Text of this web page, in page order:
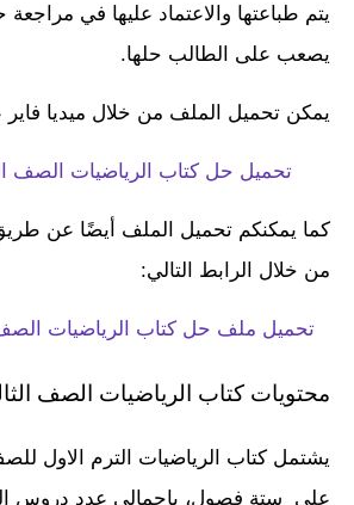
يتم طباعتها والاعتماد عليها في مراجعة
يصعب على الطالب حلها.
يمكن تحميل الملف من خلال ميديا فاير
تحميل حل كتاب الرياضيات الصف
كما يمكنكم تحميل الملف أيضًا عن
من خلال الرابط التالي:
تحميل ملف حل كتاب الرياضيات الصف
محتويات كتاب الرياضيات الصف
يشتمل كتاب الرياضيات الترم الاول
علي ستة فصول، بإجمالي عدد دروس